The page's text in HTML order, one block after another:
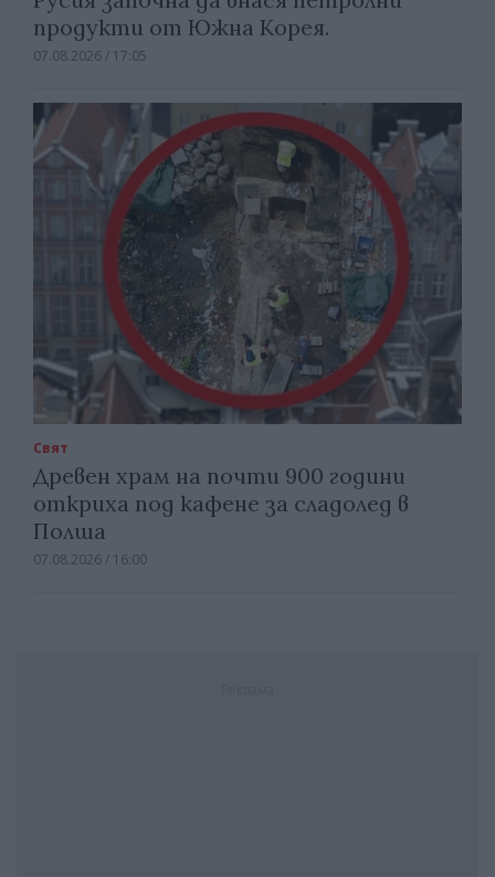
продукти от Южна Корея.
07.08.2026 / 17:05
Свят
Древен храм на почти 900 години
откриха под кафене за сладолед в
Полша
07.08.2026 / 16:00